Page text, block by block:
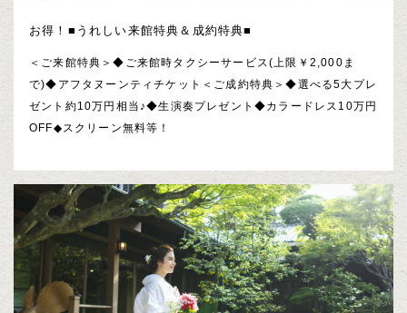
お得！■うれしい来館特典＆成約特典■
＜ご来館特典＞◆ご来館時タクシーサービス(上限￥2,000ま
で)◆アフタヌーンティチケット＜ご成約特典＞◆選べる5大プレ
ゼント約10万円相当♪◆生演奏プレゼント◆カラードレス10万円
OFF◆スクリーン無料等！